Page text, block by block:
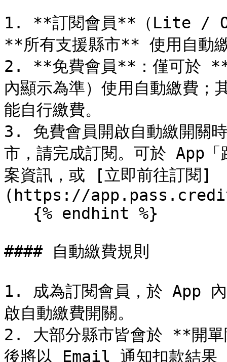
1. **訂閱會員**（Lite /
**所有支援縣市** 使用自動
2. **免費會員**：僅可於 **
內顯示為準）使用自動繳費；
能自行繳費。
3. 免費會員開啟自動繳開關
市，請完成訂閱。可於 App「
案資訊，或 [立即前往訂閱]
(https://
#### 自動繳費規則
1. 成為訂閱會員，於 App 內
啟自動繳費開關。
2. 大部分縣市皆會於 **開
後將以 Email 通知扣款結果